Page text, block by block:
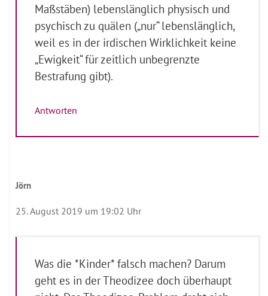
Maßstäben) lebenslänglich physisch und
psychisch zu quälen („nur“ lebenslänglich,
weil es in der irdischen Wirklichkeit keine
„Ewigkeit“ für zeitlich unbegrenzte
Bestrafung gibt).
Antworten
Jörn
25. August 2019 um 19:02 Uhr
Was die *Kinder* falsch machen? Darum
geht es in der Theodizee doch überhaupt